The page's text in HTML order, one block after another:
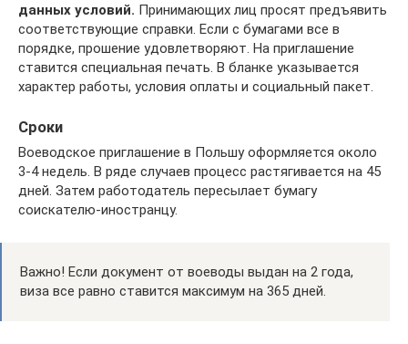
данных условий. Принимающих лиц просят предъявить
соответствующие справки. Если с бумагами все в
порядке, прошение удовлетворяют. На приглашение
ставится специальная печать. В бланке указывается
характер работы, условия оплаты и социальный пакет.
Сроки
Воеводское приглашение в Польшу оформляется около
3-4 недель. В ряде случаев процесс растягивается на 45
дней. Затем работодатель пересылает бумагу
соискателю-иностранцу.
Важно! Если документ от воеводы выдан на 2 года,
виза все равно ставится максимум на 365 дней.